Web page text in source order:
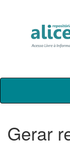
Skip
Gerar